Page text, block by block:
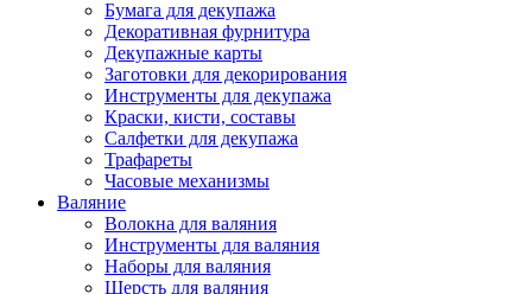
Бумага для декупажа
Декоративная фурнитура
Декупажные карты
Заготовки для декорирования
Инструменты для декупажа
Краски, кисти, составы
Салфетки для декупажа
Трафареты
Часовые механизмы
Валяние
Волокна для валяния
Инструменты для валяния
Наборы для валяния
Шерсть для валяния